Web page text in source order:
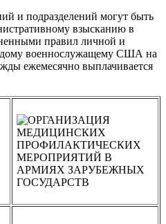
и подразделений могут быть
взысканию в
правил личной и
военнослужащему США на
ежемесячно выплачивается